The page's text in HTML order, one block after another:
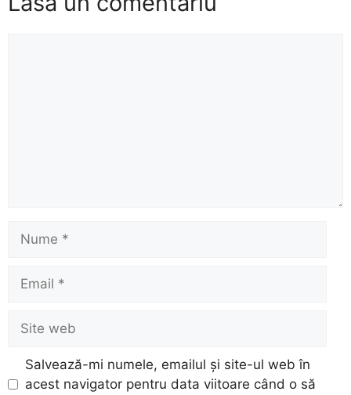
Nume
Email
Site
web
Salvează-mi numele, emailul și site-ul web în
acest navigator pentru data viitoare când o să